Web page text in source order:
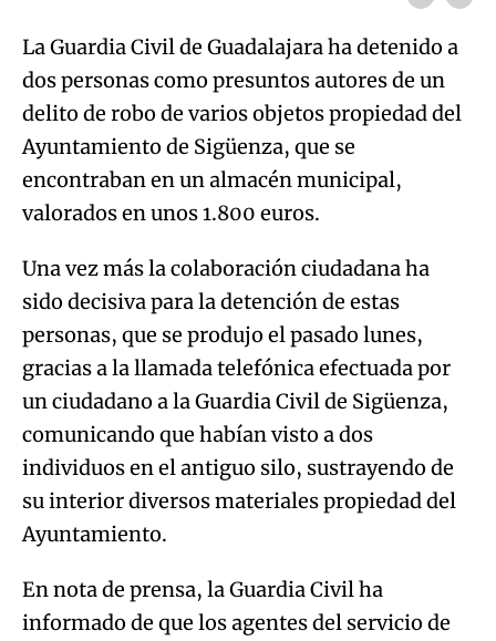
La Guardia Civil de Guadalajara ha detenido a
dos personas como presuntos autores de un
delito de robo de varios objetos propiedad del
Ayuntamiento de Sigüenza, que se
encontraban en un almacén municipal,
valorados en unos 1.800 euros.
Una vez más la colaboración ciudadana ha
sido decisiva para la detención de estas
personas, que se produjo el pasado lunes,
gracias a la llamada telefónica efectuada por
un ciudadano a la Guardia Civil de Sigüenza,
comunicando que habían visto a dos
individuos en el antiguo silo, sustrayendo de
su interior diversos materiales propiedad del
Ayuntamiento.
En nota de prensa, la Guardia Civil ha
informado de que los agentes del servicio de